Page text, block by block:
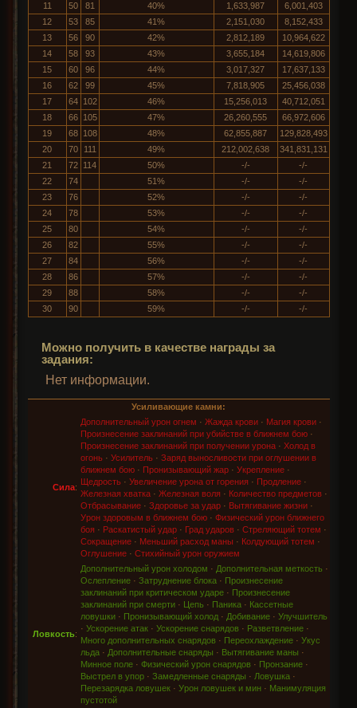
11
50 81 40% 1,633,987
6,001,403
12
53 85 41% 2,151,030
8,152,433
13
56 90 42% 2,812,189
10,964,622
14
58 93 43% 3,655,184
14,619,806
15
60 96 44% 3,017,327
17,637,133
16
62 99 45% 7,818,905
25,456,038
17
64 102 46% 15,256,013
40,712,051
18
66 105 47% 26,260,555
66,972,606
19
68 108 48% 62,855,887
129,828,493
20
70 111 49% 212,002,638
341,831,131
21
72 114 50% -/-
-/-
22
74 51% -/-
-/-
23
76 52% -/-
-/-
24
78 53% -/-
-/-
25
80 54% -/-
-/-
26
82 55% -/-
-/-
27
84 56% -/-
-/-
28
86 57% -/-
-/-
29
88 58% -/-
-/-
30
90 59% -/- -/-
Можно получить в качестве награды за
задания:
Нет информации.
Усиливающие камни:
Сила:
Дополнительный урон огнем · Жажда крови· Магия крови·
Произнесение заклинаний при убийстве в ближнем бою·
Произнесение заклинаний при получении урона· Холод в
огонь· Усилитель· Заряд выносливости при оглушении в
ближнем бою· Пронизывающий жар· Укрепление·
Щедрость· Увеличение урона от горения· Продление·
Железная хватка· Железная воля· Количество предметов·
Отбрасывание· Здоровье за удар· Вытягивание жизни·
Урон здоровым в ближнем бою· Физический урон ближнего
боя· Раскатистый удар· Град ударов· Стреляющий тотем ·
Сокращение· Меньший расход маны · Колдующий тотем ·
Оглушение· Стихийный урон оружием
Ловкость:
Дополнительный урон холодом · Дополнительная меткость ·
Ослепление· Затруднение блока· Произнесение
заклинаний при критическом ударе· Произнесение
заклинаний при смерти· Цепь · Паника· Кассетные
ловушки· Пронизывающий холод· Добивание· Улучшитель
· Ускорение атак· Ускорение снарядов· Разветвление·
Много дополнительных снарядов· Переохлаждение· Укус
льда· Дополнительные снаряды · Вытягивание маны ·
Минное поле· Физический урон снарядов· Пронзание·
Выстрел в упор· Замедленные снаряды · Ловушка·
Перезарядка ловушек· Урон ловушек и мин· Манимуляция
пустотой